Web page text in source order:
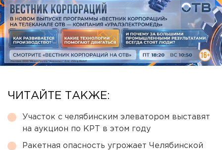
ЧИТАЙТЕ ТАКЖЕ:
Участок с челябинским элеватором выставят
на аукцион по КРТ в этом году
Ракетная опасность угрожает Челябинской